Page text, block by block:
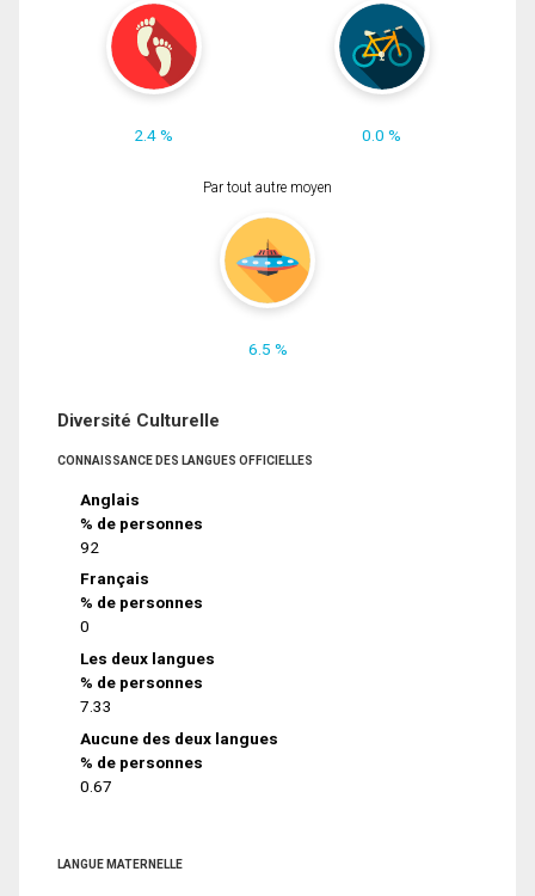
2.4 % 0.0 %
Par tout autre moyen
6.5 %
Diversité Culturelle
CONNAISSANCE DES LANGUES OFFICIELLES
Anglais
% de personnes
92
Français
% de personnes
0
Les deux langues
% de personnes
7.33
Aucune des deux langues
% de personnes
0.67
LANGUE MATERNELLE